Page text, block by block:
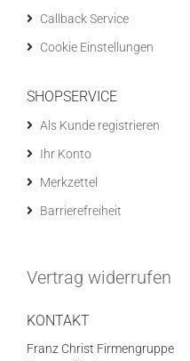
Callback Service
Cookie Einstellungen
SHOPSERVICE
Als Kunde registrieren
Ihr Konto
Merkzettel
Barrierefreiheit
Vertrag widerrufen
KONTAKT
Franz Christ Firmengruppe